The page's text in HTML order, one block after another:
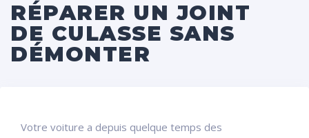
RÉPARER UN JOINT
DE CULASSE SANS
DÉMONTER
Votre voiture a depuis quelque temps des